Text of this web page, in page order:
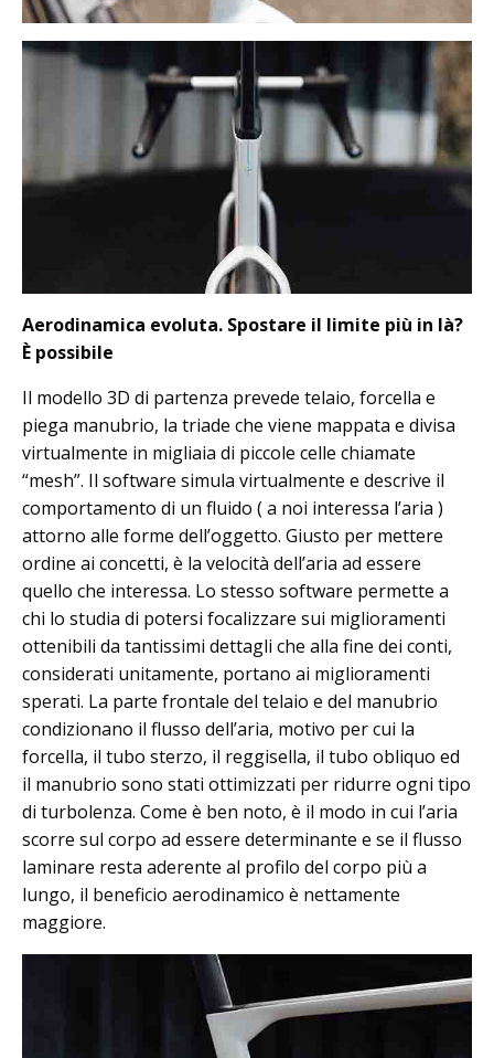
Aerodinamica evoluta. Spostare il limite più in là?
È possibile
Il modello 3D di partenza prevede telaio, forcella e
piega manubrio, la triade che viene mappata e divisa
virtualmente in migliaia di piccole celle chiamate
“mesh”. Il software simula virtualmente e descrive il
comportamento di un fluido ( a noi interessa l’aria )
attorno alle forme dell’oggetto. Giusto per mettere
ordine ai concetti, è la velocità dell’aria ad essere
quello che interessa. Lo stesso software permette a
chi lo studia di potersi focalizzare sui miglioramenti
ottenibili da tantissimi dettagli che alla fine dei conti,
considerati unitamente, portano ai miglioramenti
sperati. La parte frontale del telaio e del manubrio
condizionano il flusso dell’aria, motivo per cui la
forcella, il tubo sterzo, il reggisella, il tubo obliquo ed
il manubrio sono stati ottimizzati per ridurre ogni tipo
di turbolenza. Come è ben noto, è il modo in cui l’aria
scorre sul corpo ad essere determinante e se il flusso
laminare resta aderente al profilo del corpo più a
lungo, il beneficio aerodinamico è nettamente
maggiore.